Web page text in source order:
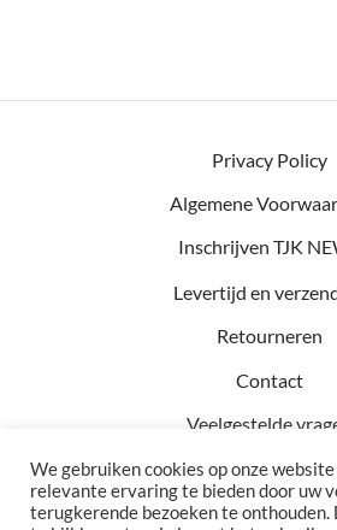
Privacy Policy
Algemene
Inschrijven TJK
Levertijd en
Retourneren
Contact
Veelgestelde
Kvk: 81457782
We gebruiken cookies op onze
relevante ervaring te bieden door uw
terugkerende bezoeken te onthouden.